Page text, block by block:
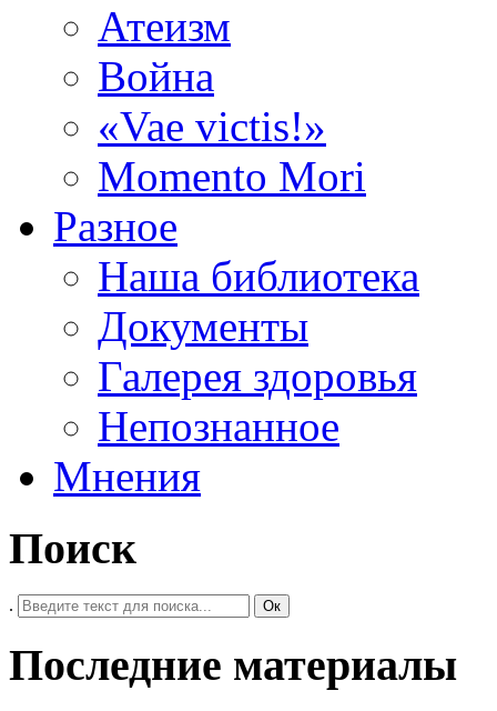
Атеизм
Война
«Vae victis!»
Momento Mori
Разное
Наша библиотека
Документы
Галерея здоровья
Непознанное
Мнения
Поиск
. Ок
Последние материалы